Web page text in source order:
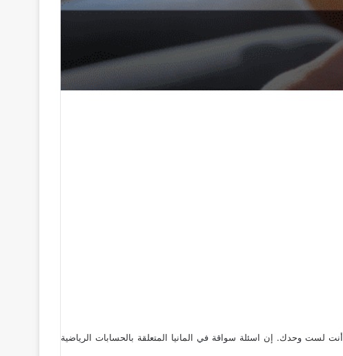
لست وحدك. إن اسئلة سواقة في المانيا المتعلقة بالحسابات الرياضية